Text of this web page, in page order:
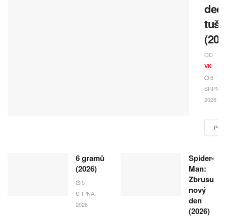
deci
tuše
OD
VK
6
SRPNA,
2026
6 gramů
(2026)
5
SRPNA,
2026
Spider-
Man:
Zbrusu
nový
den
(2026)